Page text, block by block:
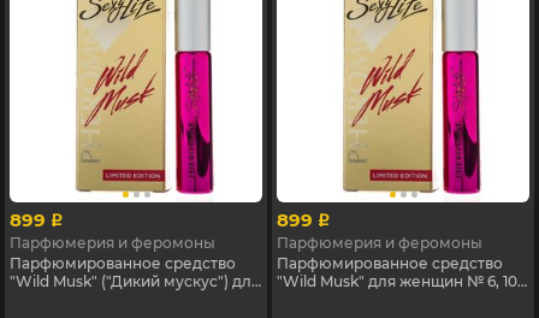
899 p
Парфюмерия и феромоны
Парфюмированное средство
"Wild Musk" ("Дикий мускус") для
899 p
Парфюмерия и феромоны
Парфюмированное средство
"Wild Musk" для женщин № 6, 10